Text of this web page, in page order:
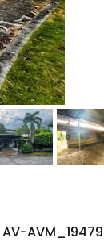
AV-AVM_19479